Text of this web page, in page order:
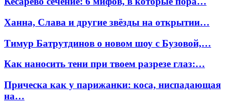
Ханна, Слава и другие звёзды на открытии…
Тимур Батрутдинов о новом шоу с Бузовой,…
Как наносить тени при твоем разрезе глаз:…
Прическа как у парижанки: коса, ниспадающая
на…